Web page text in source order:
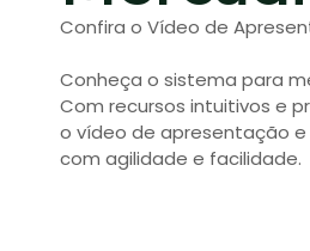
Confira o Vídeo de
Conheça o sistema para
Com recursos intuitivos e
o vídeo de apresentação
com agilidade e facilidade.